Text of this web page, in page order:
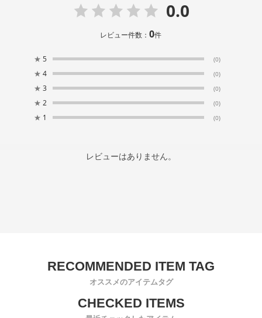
0.0
レビュー件数：0件
★ 5 (0)
★ 4 (0)
★ 3 (0)
★ 2 (0)
★ 1 (0)
レビューはありません。
オススメのアイテムタグ